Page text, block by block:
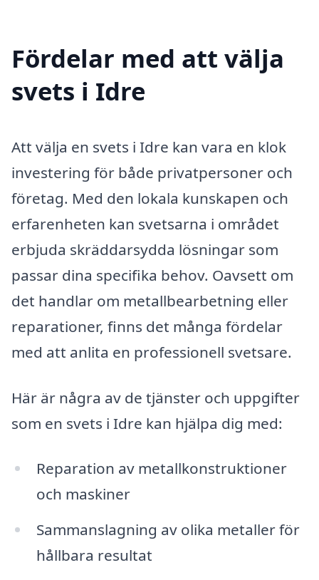
Fördelar med att välja
svets i Idre
Att välja en svets i Idre kan vara en klok
investering för både privatpersoner och
företag. Med den lokala kunskapen och
erfarenheten kan svetsarna i området
erbjuda skräddarsydda lösningar som
passar dina specifika behov. Oavsett om
det handlar om metallbearbetning eller
reparationer, finns det många fördelar
med att anlita en professionell svetsare.
Här är några av de tjänster och uppgifter
som en svets i Idre kan hjälpa dig med:
Reparation av metallkonstruktioner
och maskiner
Sammanslagning av olika metaller för
hållbara resultat